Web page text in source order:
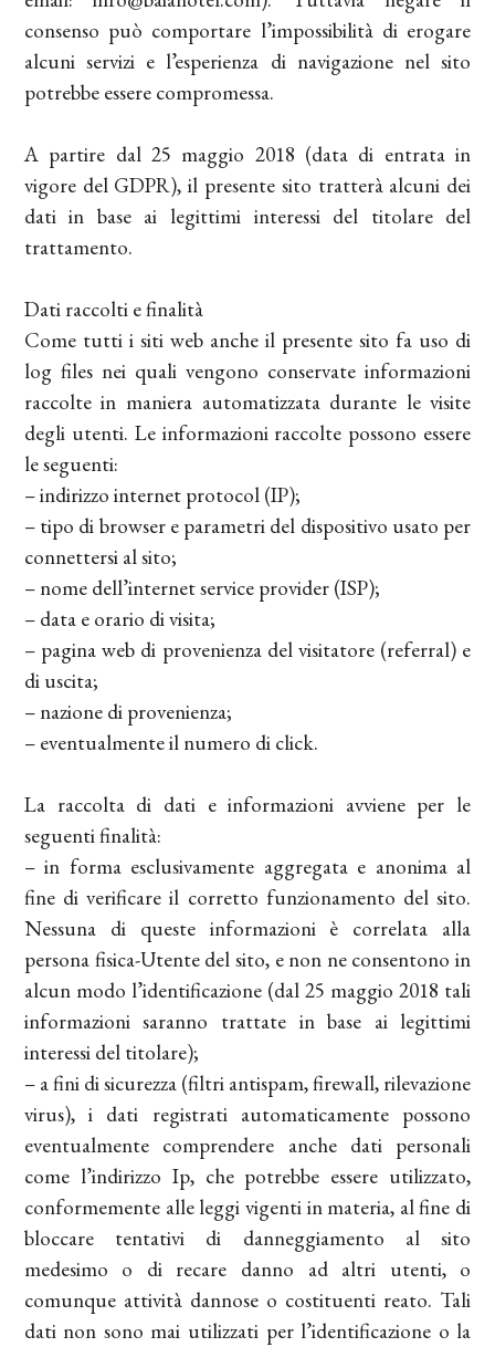
consenso può comportare l’impossibilità di erogare
alcuni servizi e l’esperienza di navigazione nel sito
potrebbe essere compromessa.
A partire dal 25 maggio 2018 (data di entrata in
vigore del GDPR), il presente sito tratterà alcuni dei
dati in base ai legittimi interessi del titolare del
trattamento.
Dati raccolti e finalità
Come tutti i siti web anche il presente sito fa uso di
log files nei quali vengono conservate informazioni
raccolte in maniera automatizzata durante le visite
degli utenti. Le informazioni raccolte possono essere
le seguenti:
– indirizzo internet protocol (IP);
– tipo di browser e parametri del dispositivo usato per
connettersi al sito;
– nome dell’internet service provider (ISP);
– data e orario di visita;
– pagina web di provenienza del visitatore (referral) e
di uscita;
– nazione di provenienza;
– eventualmente il numero di click.
La raccolta di dati e informazioni avviene per le
seguenti finalità:
– in forma esclusivamente aggregata e anonima al
fine di verificare il corretto funzionamento del sito.
Nessuna di queste informazioni è correlata alla
persona fisica-Utente del sito, e non ne consentono in
alcun modo l’identificazione (dal 25 maggio 2018 tali
informazioni saranno trattate in base ai legittimi
interessi del titolare);
– a fini di sicurezza (filtri antispam, firewall, rilevazione
virus), i dati registrati automaticamente possono
eventualmente comprendere anche dati personali
come l’indirizzo Ip, che potrebbe essere utilizzato,
conformemente alle leggi vigenti in materia, al fine di
bloccare tentativi di danneggiamento al sito
medesimo o di recare danno ad altri utenti, o
comunque attività dannose o costituenti reato. Tali
dati non sono mai utilizzati per l’identificazione o la